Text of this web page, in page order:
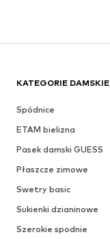
KATEGORIE DAMSKIE
Spódnice
ETAM bielizna
Pasek damski GUESS
Płaszcze zimowe
Swetry basic
Sukienki dzianinowe
Szerokie spodnie